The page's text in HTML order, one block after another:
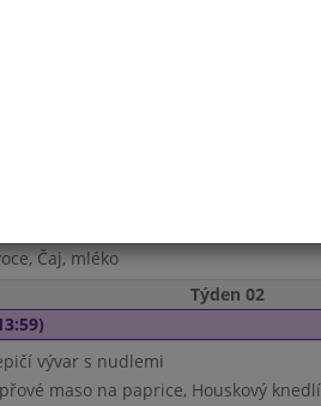
Čaj, mléko
Týden 02
vývar s nudlemi
maso na paprice, Houskový